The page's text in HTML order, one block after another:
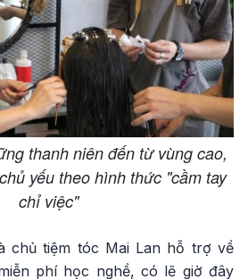
thanh niên đến từ vùng cao,
yếu theo hình thức "cầm tay
chỉ việc"
chủ tiệm tóc Mai Lan hỗ trợ về
phí học nghề, có lẽ giờ đây